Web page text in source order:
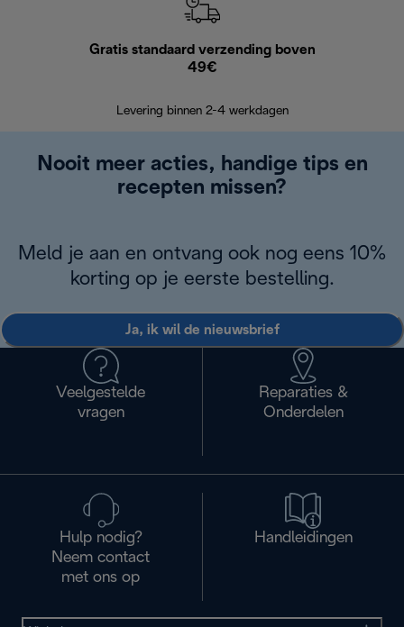
Gratis standaard verzending boven
49€
Levering binnen 2-4 werkdagen
Nooit meer acties, handige tips en
recepten missen?
Meld je aan en ontvang ook nog eens 10%
korting op je eerste bestelling.
Ja, ik wil de nieuwsbrief
Veelgestelde
vragen
Reparaties &
Onderdelen
Hulp nodig?
Neem contact
met ons op
Handleidingen